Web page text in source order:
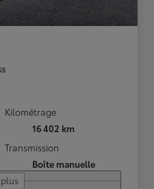
Kilométrage
16 402 km
Transmission
Boîte manuelle